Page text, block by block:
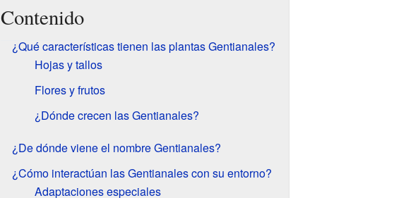
Contenido
¿Qué características tienen las plantas Gentianales?
Hojas y tallos
Flores y frutos
¿Dónde crecen las Gentianales?
¿De dónde viene el nombre Gentianales?
¿Cómo interactúan las Gentianales con su entorno?
Adaptaciones especiales